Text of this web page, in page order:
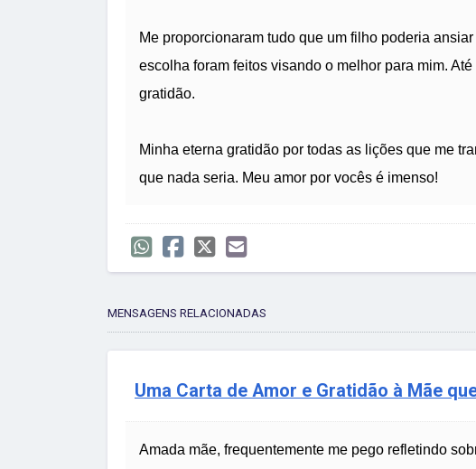
Me proporcionaram tudo que um filho poderia
escolha foram feitos visando o melhor para mim.
gratidão.
Minha eterna gratidão por todas as lições que me
que nada seria. Meu amor por vocês é imenso!
MENSAGENS RELACIONADAS
Uma Carta de Amor e Gratidão à Mãe
Amada mãe, frequentemente me pego refletindo